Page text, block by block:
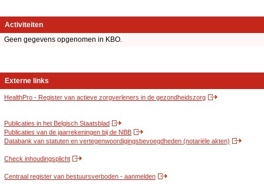
Activiteiten
Geen gegevens opgenomen in KBO.
Externe links
HealthPro - Register van actieve zorgverleners in de gezondheidszorg
Publicaties in het Belgisch Staatsblad
Publicaties van de jaarrekeningen bij de NBB
Databank van statuten en vertegenwoordigingsbevoegdheden (notariële akten)
Check inhoudingsplicht
Centraal register van bestuursverboden - aanmelden